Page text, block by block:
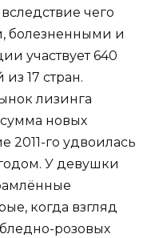
чего
болезненными и
участвует 640
17 стран.
лизинга
новых
2011-го удвоилась
У девушки
когда взгляд
розовых